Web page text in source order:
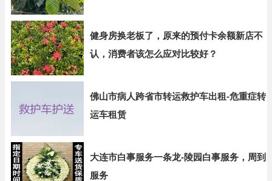
健身房换老板了，原来的预付卡余额新店不
认，消费者该怎么应对比较好？
佛山市病人跨省市转运救护车出租-危重症转
运车租赁
大连市白事服务一条龙-陵园白事服务，周到
服务